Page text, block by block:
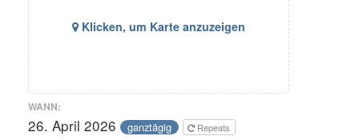
Klicken, um Karte anzuzeigen
WANN:
26. April 2026 ganztägig Repeats